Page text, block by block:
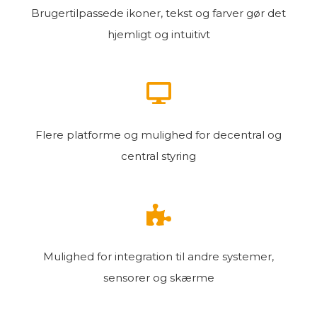
Brugertilpassede ikoner, tekst og farver gør det
hjemligt og intuitivt
Flere platforme og mulighed for decentral og
central styring
Mulighed for integration til andre systemer,
sensorer og skærme